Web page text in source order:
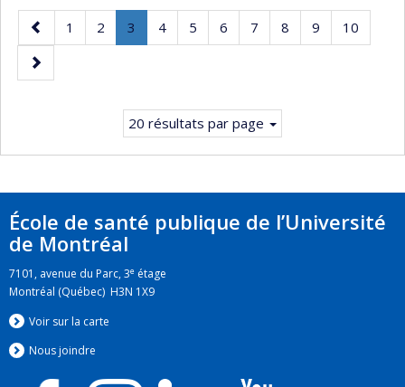
Page
précédente
Page
1 Page
2 Page
3
Page
Page
4 Page
5 Page
6 Page
7 Page
8 Page
9 Page
10
Page
suivante
20 résultats par page
École de santé publique de l’Université
de Montréal
7101, avenue du Parc, 3e étage
Montréal (Québec) H3N 1X9
Voir sur la carte
Nous joindre